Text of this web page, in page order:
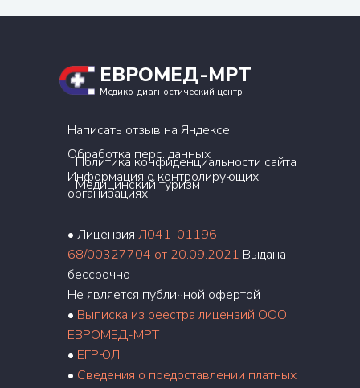
ЕВРОМЕД-МРТ
Медико-диагностический центр
• Лицензия Л041-01196-
68/00327704 от 20.09.2021 Выдана
бессрочно
Не является публичной офертой
• Выписка из реестра лицензий ООО
ЕВРОМЕД-МРТ
• ЕГРЮЛ
• Сведения о предоставлении платных
Написать отзыв на Яндексе
Обработка перс. данных
Политика конфиденциальности сайта
Информация о контролирующих
организациях
Медицинский туризм